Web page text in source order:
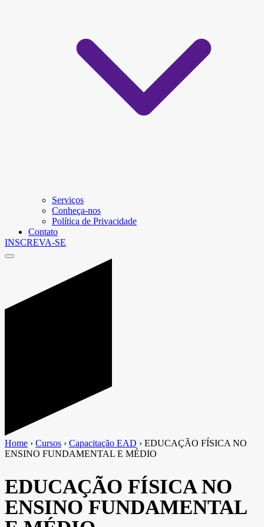
Serviços
Conheça-nos
Política de Privacidade
Contato
INSCREVA-SE
Home › Cursos › Capacitação EAD › EDUCAÇÃO FÍSICA NO
ENSINO FUNDAMENTAL E MÉDIO
EDUCAÇÃO FÍSICA NO
ENSINO FUNDAMENTAL